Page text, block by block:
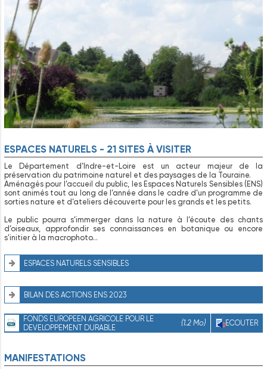
ESPACES NATURELS - 21 SITES À VISITER
Le Département d’Indre-et-Loire est un acteur majeur de la
préservation du patrimoine naturel et des paysages de la Touraine.
Aménagés pour l’accueil du public, les Espaces Naturels Sensibles (ENS)
sont animés tout au long de l’année dans le cadre d’un programme de
sorties nature et d’ateliers découverte pour les grands et les petits.
Le public pourra s’immerger dans la nature à l’écoute des chants
d’oiseaux, approfondir ses connaissances en botanique ou encore
s’initier à la macrophoto…
ESPACES NATURELS SENSIBLES
BILAN DES ACTIONS ENS 2023
FONDS EUROPEEN AGRICOLE POUR LE
DEVELOPPEMENT DURABLE
(1.2 Mo) ECOUTER
MANIFESTATIONS